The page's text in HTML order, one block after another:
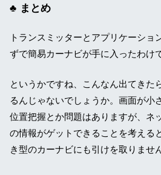
まとめ
トランスミッターとアプリケーショ
ずで簡易カーナビが手に入ったわけ
というかですね、こんなん出てきた
るんじゃないでしょうか。画面が小
位置把握とか問題はありますが、ネ
の情報がゲットできることを考える
き型のカーナビにも引けを取りません